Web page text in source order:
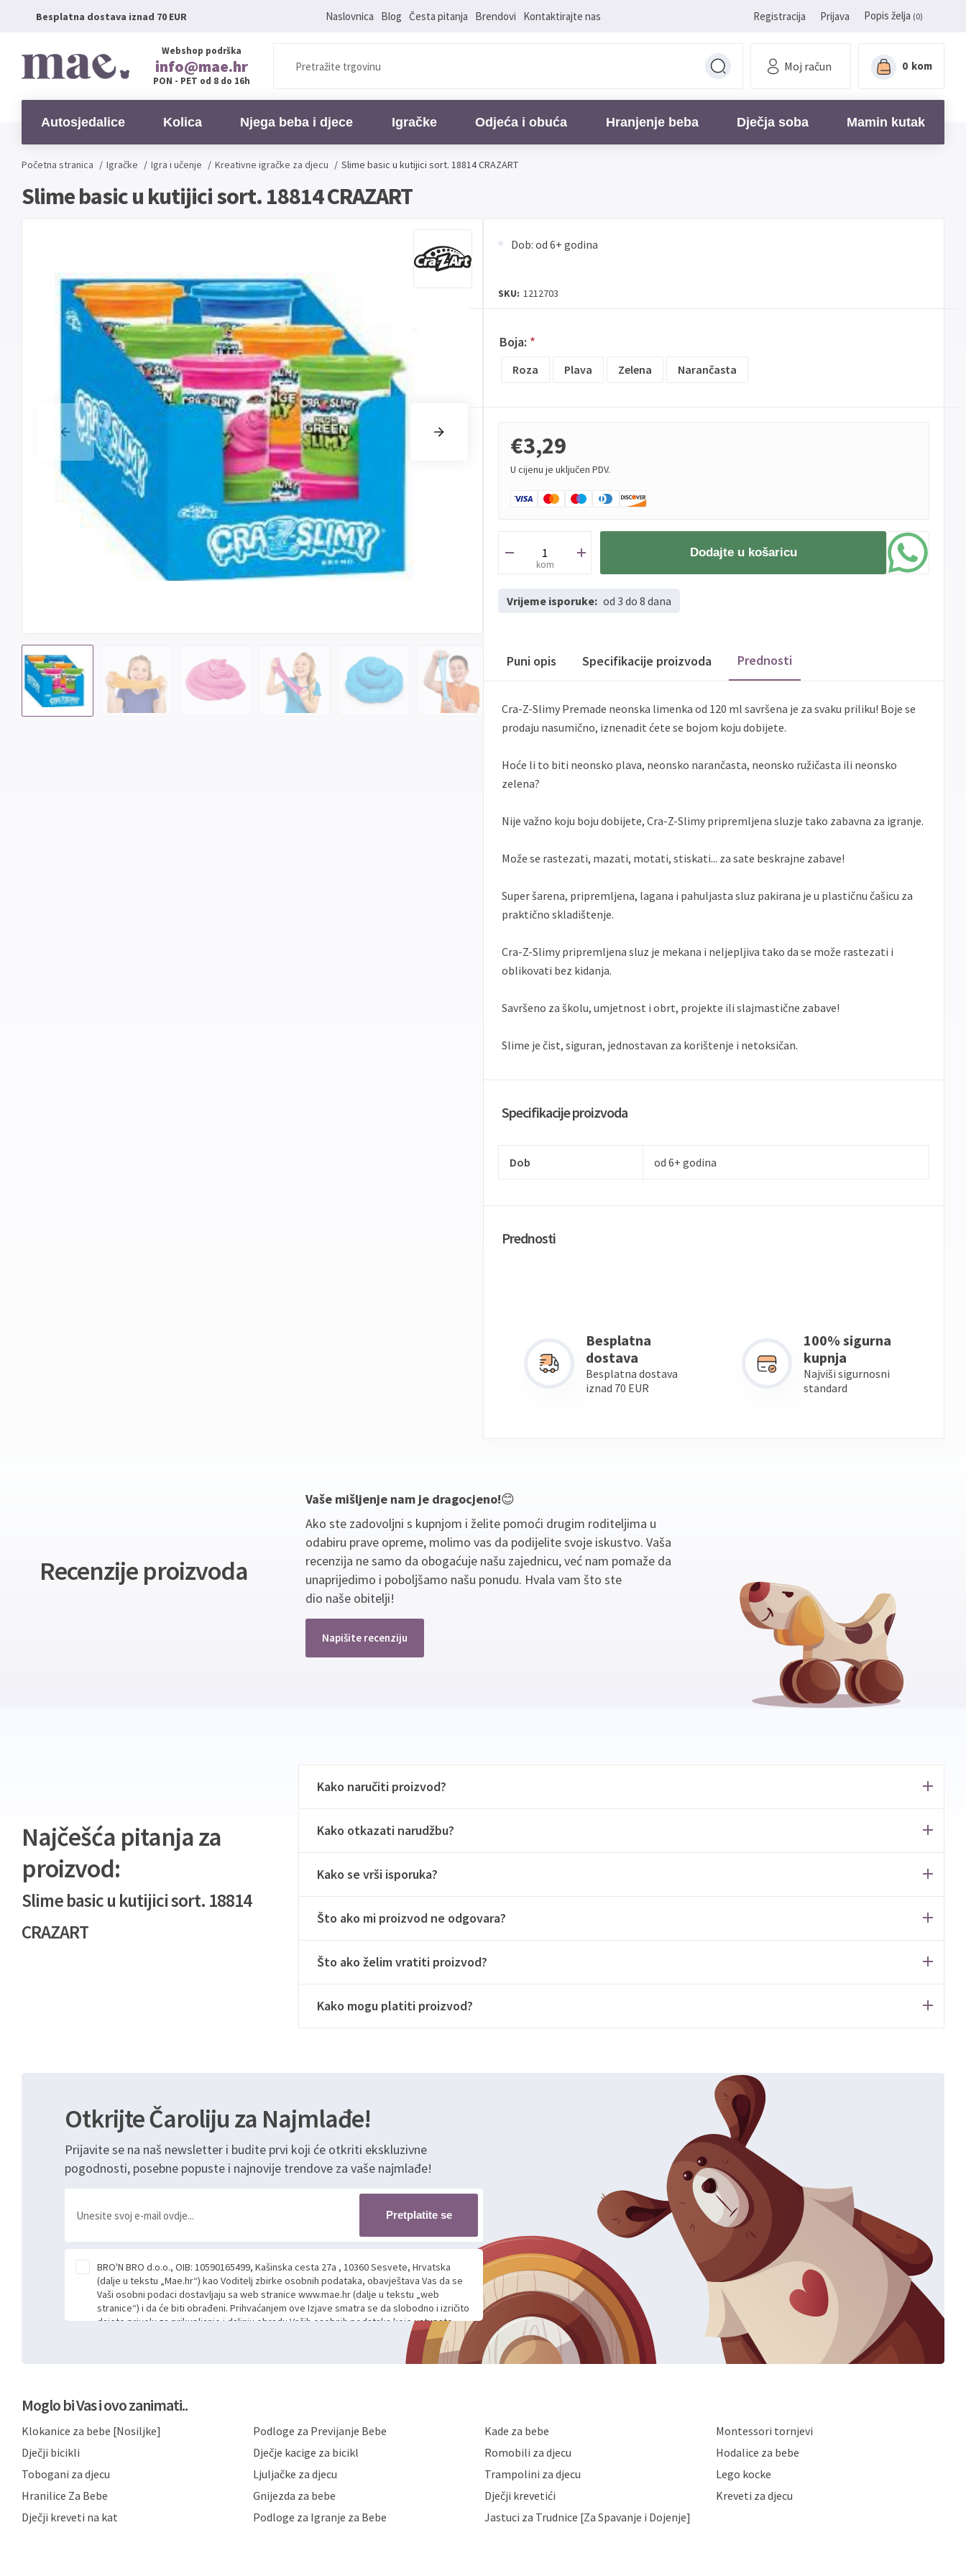
Besplatna dostava iznad 70 EUR Naslovnica Blog Česta pitanja Brendovi Kontaktirajte nas Registracija Prijava Popis želja (0)
Webshop podrška
info@mae.hr
PON - PET od 8 do 16h
Moj račun 0 kom
Autosjedalice Kolica Njega beba i djece Igračke Odjeća i obuća Hranjenje beba Dječja soba Mamin kutak
Početna stranica / Igračke / Igra i učenje / Kreativne igračke za djecu / Slime basic u kutijici sort. 18814 CRAZART
Slime basic u kutijici sort. 18814 CRAZART
Dob: od 6+ godina
SKU: 1212703
Boja: *
Roza Plava Zelena Narančasta
€3,29
U cijenu je uključen PDV.
kom
Dodajte u košaricu
Vrijeme isporuke: od 3 do 8 dana
Puni opis Specifikacije proizvoda Prednosti
Cra-Z-Slimy Premade neonska limenka od 120 ml savršena je za svaku priliku! Boje se
prodaju nasumično, iznenadit ćete se bojom koju dobijete.
Hoće li to biti neonsko plava, neonsko narančasta, neonsko ružičasta ili neonsko
zelena?
Nije važno koju boju dobijete, Cra-Z-Slimy pripremljena sluzje tako zabavna za igranje.
Može se rastezati, mazati, motati, stiskati... za sate beskrajne zabave!
Super šarena, pripremljena, lagana i pahuljasta sluz pakirana je u plastičnu čašicu za
praktično skladištenje.
Cra-Z-Slimy pripremljena sluz je mekana i neljepljiva tako da se može rastezati i
oblikovati bez kidanja.
Savršeno za školu, umjetnost i obrt, projekte ili slajmastične zabave!
Slime je čist, siguran, jednostavan za korištenje i netoksičan.
Specifikacije proizvoda
Dob od 6+ godina
Prednosti
Besplatna
dostava
Besplatna dostava
iznad 70 EUR
100% sigurna
kupnja
Najviši sigurnosni
standard
Recenzije proizvoda
Vaše mišljenje nam je dragocjeno!😊
Ako ste zadovoljni s kupnjom i želite pomoći drugim roditeljima u
odabiru prave opreme, molimo vas da podijelite svoje iskustvo. Vaša
recenzija ne samo da obogaćuje našu zajednicu, već nam pomaže da
unaprijedimo i poboljšamo našu ponudu. Hvala vam što ste
dio naše obitelji!
Napišite recenziju
Najčešća pitanja za
proizvod:
Slime basic u kutijici sort. 18814
CRAZART
Kako naručiti proizvod?
Kako otkazati narudžbu?
Kako se vrši isporuka?
Što ako mi proizvod ne odgovara?
Što ako želim vratiti proizvod?
Kako mogu platiti proizvod?
Otkrijte Čaroliju za Najmlađe!
Prijavite se na naš newsletter i budite prvi koji će otkriti ekskluzivne
pogodnosti, posebne popuste i najnovije trendove za vaše najmlađe!
Pretplatite se
BRO'N BRO d.o.o., OIB: 10590165499, Kašinska cesta 27a , 10360 Sesvete, Hrvatska
(dalje u tekstu „Mae.hr“) kao Voditelj zbirke osobnih podataka, obavještava Vas da se
Vaši osobni podaci dostavljaju sa web stranice www.mae.hr (dalje u tekstu „web
stranice“) i da će biti obrađeni. Prihvaćanjem ove Izjave smatra se da slobodno i izričito
dajete privolu za prikupljanje i daljnju obradu Vaših osobnih podataka koje ustupate
Mae.hr putem ovih web stranica u svrhu odgovora i daljnje komunikacije na Vaš upit
poslan kroz kontakt obrazac. Radi se o dobrovoljnom davanju podataka te ovu Izjavu
niste dužni prihvatiti odnosno niste dužni unositi svoje osobne podatke u jednu od
možete pročitati ovdje, sukladno Politici privatnosti i kolačića koju možete pročitati
primjenu odgovarajućih tehničkih i sigurnosnih mjera zaštite osobnih podataka od
privatnost svojih korisnika i posjetitelja web stranica, čuva povjerljivost Vaših osobnih
podataka te omogućava pristup i priopćavanje osobnih podataka samo onim svojim
trećim osobama samo u slučajevima koji su dozvoljeni zakonima. Napominjemo da
možete u svako doba, u potpunosti ili djelomice, bez naknade i objašnjenja odustati od
dane privole i zatražiti prestanak aktivnosti obrade Vaših osobnih podataka. Opoziv
Moglo bi Vas i ovo zanimati..
Klokanice za bebe [Nosiljke] Podloge za Previjanje Bebe Kade za bebe
Montessori tornjevi
Dječji bicikli
Dječje kacige za bicikl Romobili za djecu
Hodalice za bebe
Tobogani za djecu
Ljuljačke za djecu Trampolini za djecu
Lego kocke
Hranilice Za Bebe
Gnijezda za bebe Dječji krevetići
Kreveti za djecu
Dječji kreveti na kat
Podloge za Igranje za Bebe Jastuci za Trudnice [Za Spavanje i Dojenje]